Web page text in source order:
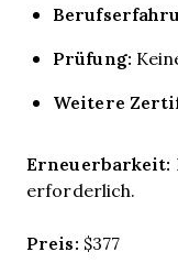
Prüfung:
Weitere
Erneuerbarkeit:
erforderlich.
Preis: $377